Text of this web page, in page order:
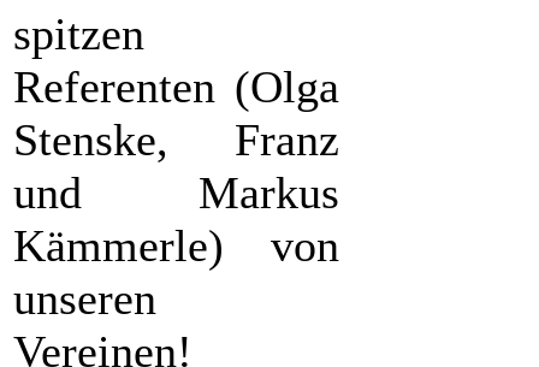
spitzen
Referenten (Olga
Stenske, Franz
und Markus
Kämmerle) von
unseren
Vereinen!